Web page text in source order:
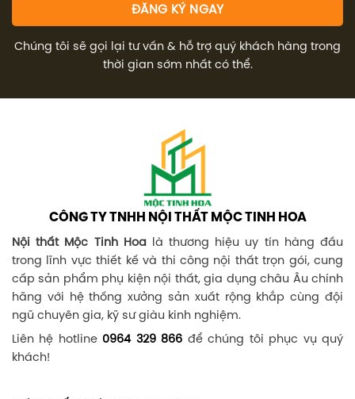
Chúng tôi sẽ gọi lại tư vấn & hỗ trợ quý khách hàng trong
thời gian sớm nhất có thể.
CÔNG TY TNHH NỘI THẤT MỘC TINH HOA
Nội thất Mộc Tinh Hoalà thương hiệu uy tín hàng đầu
trong lĩnh vực thiết kế và thi công nội thất trọn gói, cung
cấp sản phẩm phụ kiện nội thất, gia dụng châu Âu chính
hãng với hệ thống xưởng sản xuất rộng khắp cùng đội
ngũ chuyên gia, kỹ sư giàu kinh nghiệm.
Liên hệ hotline 0964 329 866 để chúng tôi phục vụ quý
khách!